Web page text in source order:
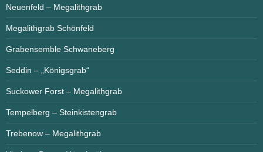
Neuenfeld – Megalithgrab
Megalithgrab Schönfeld
Grabensemble Schwaneberg
Seddin – „Königsgrab“
Suckower Forst – Megalithgrab
Tempelberg – Steinkistengrab
Trebenow – Megalithgrab